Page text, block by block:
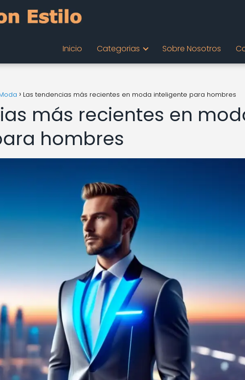
Inicio Categorias Sobre Nosotros
Las tendencias más recientes en moda inteligente para hombres
más recientes en
hombres